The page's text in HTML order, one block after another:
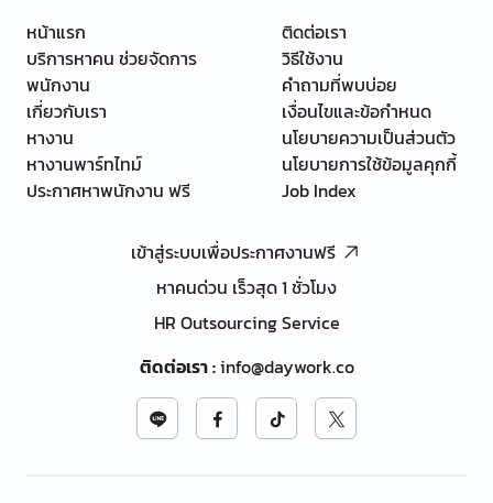
หน้าแรก
บริการหาคน ช่วยจัดการ
พนักงาน
เกี่ยวกับเรา
หางาน
หางานพาร์ทไทม์
ประกาศหาพนักงาน ฟรี
ติดต่อเรา
วิธีใช้งาน
คำถามที่พบบ่อย
เงื่อนไขและข้อกำหนด
นโยบายความเป็นส่วนตัว
นโยบายการใช้ข้อมูลคุกกี้
Job Index
เข้าสู่ระบบเพื่อประกาศงานฟรี
หาคนด่วน เร็วสุด 1 ชั่วโมง
HR Outsourcing Service
ติดต่อเรา:info@daywork.co